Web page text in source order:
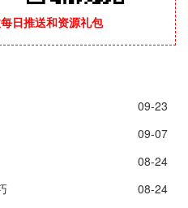
日推送和资源礼包
09-23
09-07
08-24
08-24